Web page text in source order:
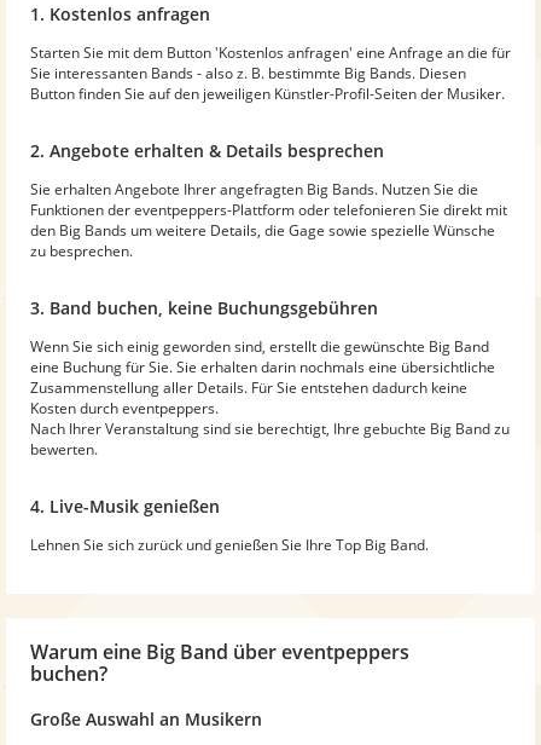
1. Kostenlos anfragen
Starten Sie mit dem Button 'Kostenlos anfragen' eine Anfrage an die für
Sie interessanten Bands - also z. B. bestimmte Big Bands. Diesen
Button finden Sie auf den jeweiligen Künstler-Profil-Seiten der Musiker.
2. Angebote erhalten & Details besprechen
Sie erhalten Angebote Ihrer angefragten Big Bands. Nutzen Sie die
Funktionen der eventpeppers-Plattform oder telefonieren Sie direkt mit
den Big Bands um weitere Details, die Gage sowie spezielle Wünsche
zu besprechen.
3. Band buchen, keine Buchungsgebühren
Wenn Sie sich einig geworden sind, erstellt die gewünschte Big Band
eine Buchung für Sie. Sie erhalten darin nochmals eine übersichtliche
Zusammenstellung aller Details. Für Sie entstehen dadurch keine
Kosten durch eventpeppers.
Nach Ihrer Veranstaltung sind sie berechtigt, Ihre gebuchte Big Band zu
bewerten.
4. Live-Musik genießen
Lehnen Sie sich zurück und genießen Sie Ihre Top Big Band.
Warum eine Big Band über eventpeppers
buchen?
Große Auswahl an Musikern